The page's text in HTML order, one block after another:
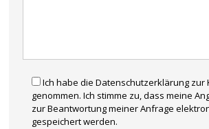
Ich habe die Datenschutzerklärung zur
genommen. Ich stimme zu, dass meine
zur Beantwortung meiner Anfrage
gespeichert werden.